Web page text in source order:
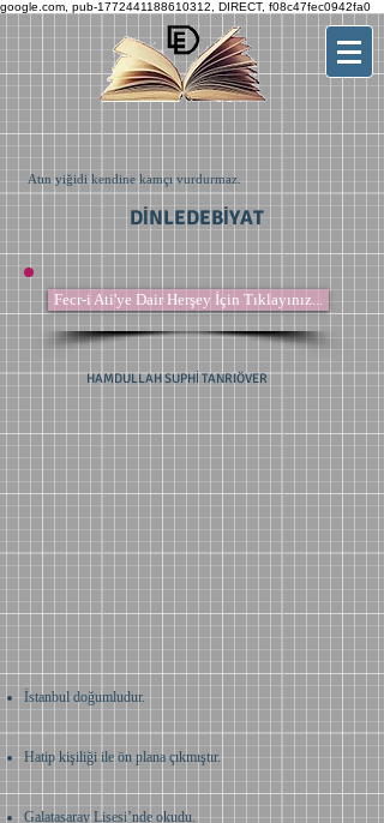
google.com, pub-1772441188610312, DIRECT, f08c47fec0942fa0
Atın yiğidi kendine kamçı vurdurmaz.
DİNLEDEBİYAT
Fecr-i Ati'ye Dair Herşey İçin Tıklayınız...
HAMDULLAH SUPHİ TANRIÖVER
İstanbul doğumludur.
Hatip kişiliği ile ön plana çıkmıştır.
Galatasaray Lisesi’nde okudu.